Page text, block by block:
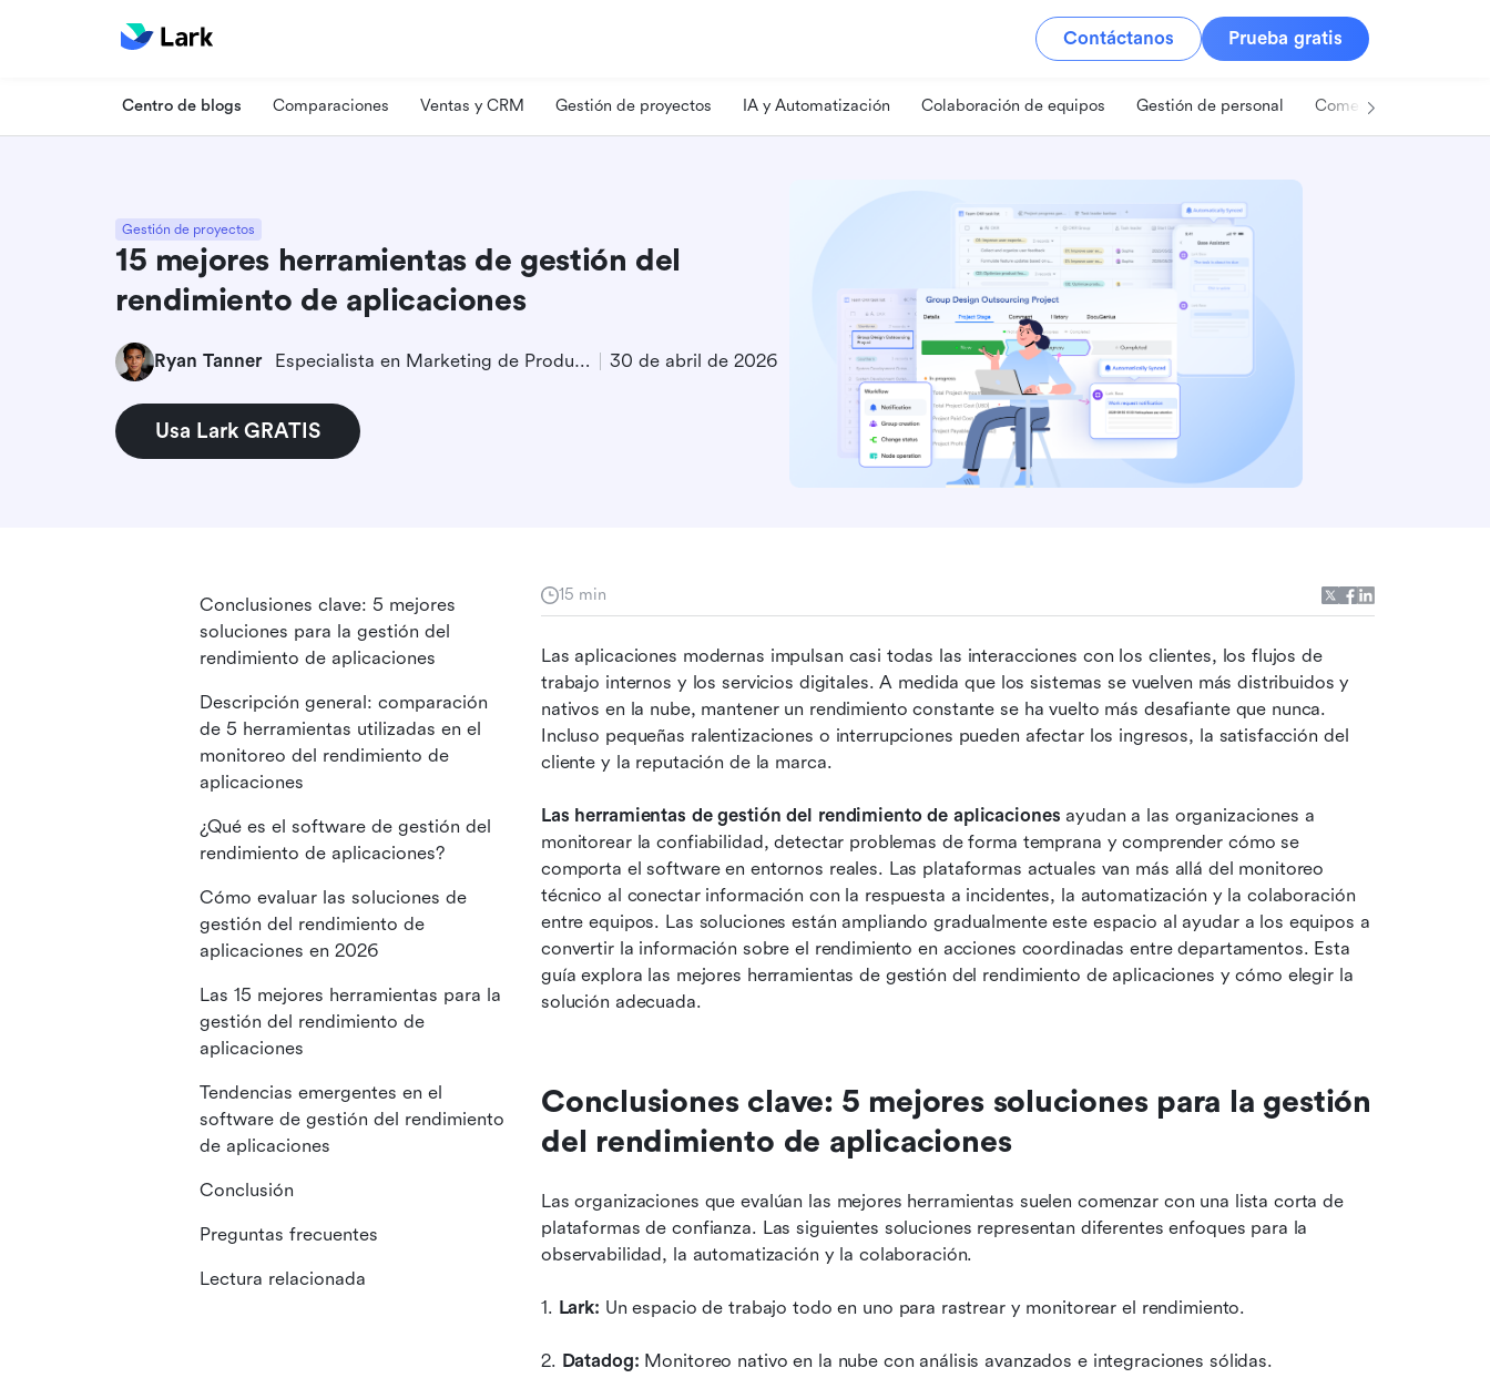
Contáctanos Prueba gratis
Centro de blogs Comparaciones Ventas y CRM Gestión de proyectos IA y Automatización Colaboración de equipos Gestión de personal Comercio minorista
Gestión de proyectos
15 mejores herramientas de gestión del
rendimiento de aplicaciones
Ryan Tanner Especialista en Marketing de Producto 30 de abril de 2026
Usa Lark GRATIS
15 min
Las aplicaciones modernas impulsan casi todas las interacciones con los clientes, los flujos de
trabajo internos y los servicios digitales. A medida que los sistemas se vuelven más distribuidos y
nativos en la nube, mantener un rendimiento constante se ha vuelto más desafiante que nunca.
Incluso pequeñas ralentizaciones o interrupciones pueden afectar los ingresos, la satisfacción del
cliente y la reputación de la marca.
Las herramientas de gestión del rendimiento de aplicaciones ayudan a las organizaciones a
monitorear la confiabilidad, detectar problemas de forma temprana y comprender cómo se
comporta el software en entornos reales. Las plataformas actuales van más allá del monitoreo
técnico al conectar información con la respuesta a incidentes, la automatización y la colaboración
entre equipos. Las soluciones están ampliando gradualmente este espacio al ayudar a los equipos a
convertir la información sobre el rendimiento en acciones coordinadas entre departamentos. Esta
guía explora las mejores herramientas de gestión del rendimiento de aplicaciones y cómo elegir la
solución adecuada.
Conclusiones clave: 5 mejores soluciones para la gestión
del rendimiento de aplicaciones
Las organizaciones que evalúan las mejores herramientas suelen comenzar con una lista corta de
plataformas de confianza. Las siguientes soluciones representan diferentes enfoques para la
observabilidad, la automatización y la colaboración.
1. Lark: Un espacio de trabajo todo en uno para rastrear y monitorear el rendimiento.
2. Datadog: Monitoreo nativo en la nube con análisis avanzados e integraciones sólidas.
Conclusiones clave: 5 mejores
soluciones para la gestión del
rendimiento de aplicaciones
Descripción general: comparación
de 5 herramientas utilizadas en el
monitoreo del rendimiento de
aplicaciones
¿Qué es el software de gestión del
rendimiento de aplicaciones?
Cómo evaluar las soluciones de
gestión del rendimiento de
aplicaciones en 2026
Las 15 mejores herramientas para la
gestión del rendimiento de
aplicaciones
Tendencias emergentes en el
software de gestión del rendimiento
de aplicaciones
Conclusión
Preguntas frecuentes
Lectura relacionada